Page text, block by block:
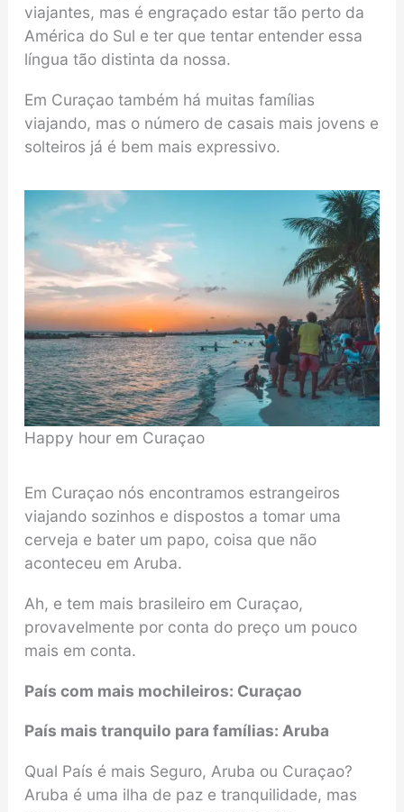
viajantes, mas é engraçado estar tão perto da
América do Sul e ter que tentar entender essa
língua tão distinta da nossa.
Em Curaçao também há muitas famílias
viajando, mas o número de casais mais jovens e
solteiros já é bem mais expressivo.
Happy hour em Curaçao
Em Curaçao nós encontramos estrangeiros
viajando sozinhos e dispostos a tomar uma
cerveja e bater um papo, coisa que não
aconteceu em Aruba.
Ah, e tem mais brasileiro em Curaçao,
provavelmente por conta do preço um pouco
mais em conta.
País com mais mochileiros: Curaçao
País mais tranquilo para famílias: Aruba
Qual País é mais Seguro, Aruba ou Curaçao?
Aruba é uma ilha de paz e tranquilidade, mas